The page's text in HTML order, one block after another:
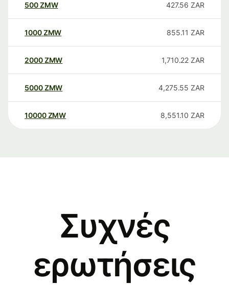
500ZMW 427.56 ZAR
1000ZMW 855.11 ZAR
2000ZMW 1,710.22 ZAR
5000ZMW 4,275.55 ZAR
10000 ZMW 8,551.10 ZAR
Συχνές
ερωτήσεις